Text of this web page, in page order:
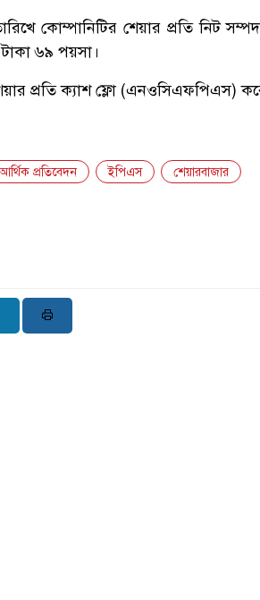
কোম্পানিটির শেয়ার প্রতি নিট
৬৯ পয়সা।
প্রতি ক্যাশ ফ্লো (এনওসিএফপিএস)
আর্থিক প্রতিবেদন ইপিএস শেয়ারবাজার